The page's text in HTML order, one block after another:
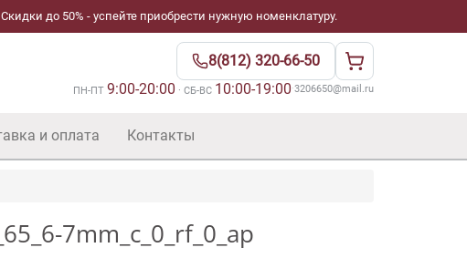
Скидки до 50% - успейте приобрести нужную номенклатуру.
8(812) 320-66-50
ПН-ПТ 9:00-20:00 · СБ-ВС 10:00-19:00·3206650@mail.ru
и оплата Контакты
7mm_c_0_rf_0_ap